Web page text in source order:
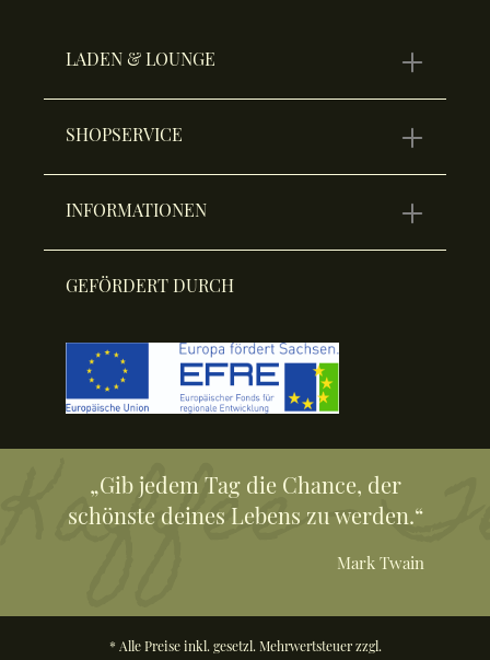
LADEN & LOUNGE
GEFÖRDERT DURCH
SHOPSERVICE
INFORMATIONEN
„Gib jedem Tag die Chance, der
schönste deines Lebens zu werden.“
Mark Twain
* Alle Preise inkl. gesetzl. Mehrwertsteuer zzgl.